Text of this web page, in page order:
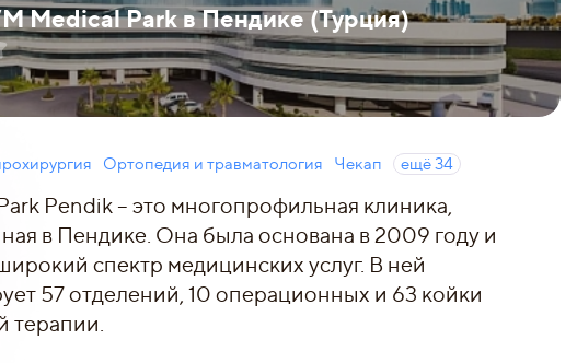
Medical Park в Пендике (Турция)
Ортопедия и травматология Чекап ещё34
Pendik – это многопрофильная клиника,
в Пендике. Она была основана в 2009 году и
спектр медицинских услуг. В ней
57 отделений, 10 операционных и 63 койки
терапии.